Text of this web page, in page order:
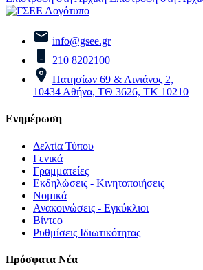
info@gsee.gr
210 8202100
Πατησίων 69 & Αινιάνος 2,
10434 Αθήνα, ΤΘ 3626, ΤΚ 10210
Ενημέρωση
Δελτία Τύπου
Γενικά
Γραμματείες
Εκδηλώσεις - Κινητοποιήσεις
Νομικά
Ανακοινώσεις - Εγκύκλιοι
Βίντεο
Ρυθμίσεις Ιδιωτικότητας
Πρόσφατα Νέα